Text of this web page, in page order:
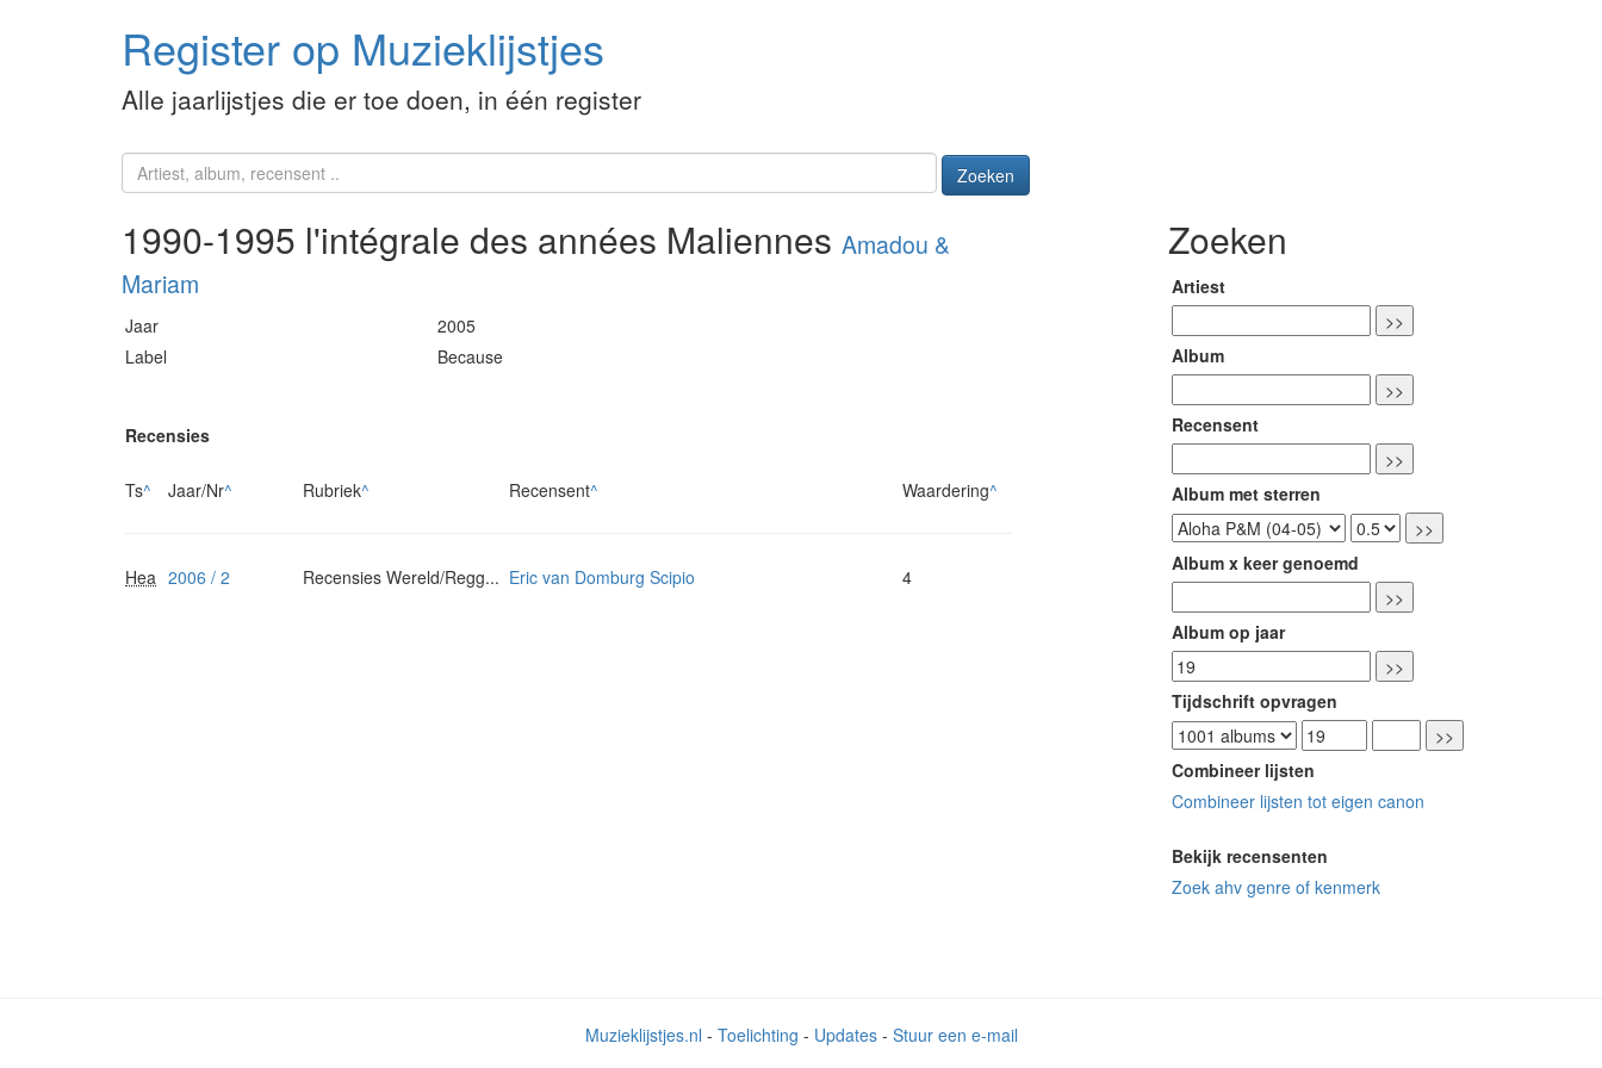
Register op Muzieklijstjes
Alle jaarlijstjes die er toe doen, in één register
Zoeken
1990-1995 l'intégrale des années Maliennes Amadou &
Mariam
Jaar
2005
Label
Because
Recensies
Ts^ Jaar/Nr^ Rubriek^ Recensent^ Waardering^
Hea 2006 / 2 Recensies Wereld/Regg... Eric van Domburg Scipio 4
Zoeken
Artiest
Album
Recensent
Album met sterren
Album x keer genoemd
Album op jaar
Tijdschrift opvragen
Combineer lijsten
Combineer lijsten tot eigen canon
Bekijk recensenten
Zoek ahv genre of kenmerk
Muzieklijstjes.nl - Toelichting - Updates- Stuur een e-mail